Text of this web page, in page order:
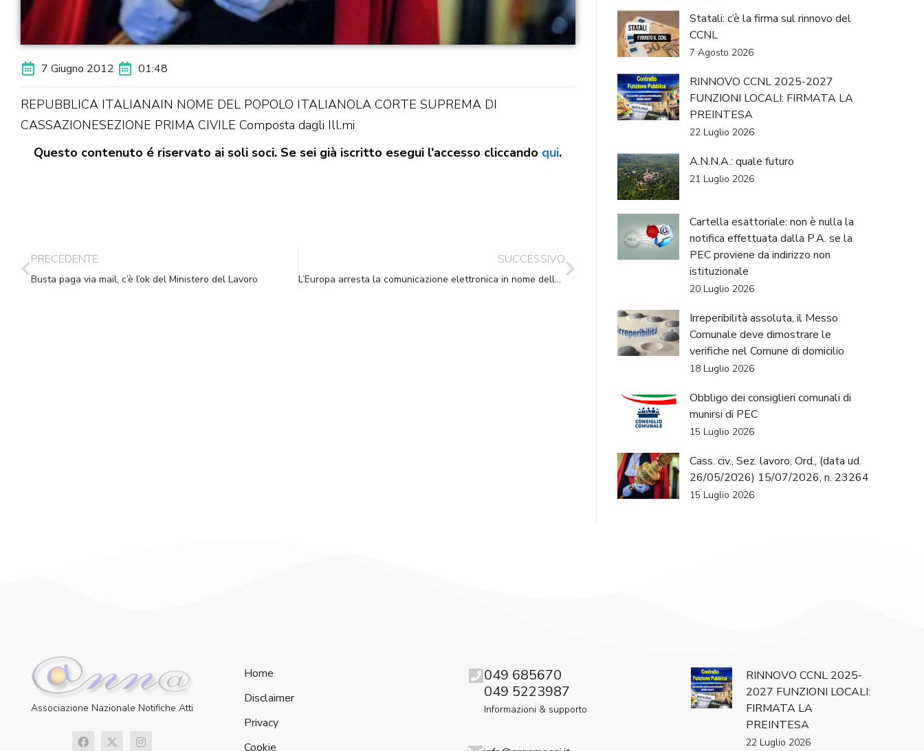
7 Giugno 2012 01:48
REPUBBLICA ITALIANAIN NOME DEL POPOLO ITALIANOLA CORTE SUPREMA DI
CASSAZIONESEZIONE PRIMA CIVILE Composta dagli Ill.mi
Questo contenuto é riservato ai soli soci. Se sei già iscritto esegui l'accesso cliccando qui.
PRECEDENTE
Busta paga via mail, c’è l’ok del Ministero del Lavoro
SUCCESSIVO
L’Europa arresta la comunicazione elettronica in nome della privacy
Statali: c’è la firma sul rinnovo del
CCNL
7 Agosto 2026
RINNOVO CCNL 2025-2027
FUNZIONI LOCALI: FIRMATA LA
PREINTESA
22 Luglio 2026
A.N.N.A.: quale futuro
21 Luglio 2026
Cartella esattoriale: non è nulla la
notifica effettuata dalla P.A. se la
PEC proviene da indirizzo non
istituzionale
20 Luglio 2026
Irreperibilità assoluta, il Messo
Comunale deve dimostrare le
verifiche nel Comune di domicilio
18 Luglio 2026
Obbligo dei consiglieri comunali di
munirsi di PEC
15 Luglio 2026
Cass. civ., Sez. lavoro, Ord., (data ud.
26/05/2026) 15/07/2026, n. 23264
15 Luglio 2026
Associazione Nazionale Notifiche Atti
Home
Disclaimer
Privacy
Cookie
049 685670
049 5223987
Informazioni & supporto
RINNOVO CCNL 2025-
2027 FUNZIONI LOCALI:
FIRMATA LA
PREINTESA
22 Luglio 2026